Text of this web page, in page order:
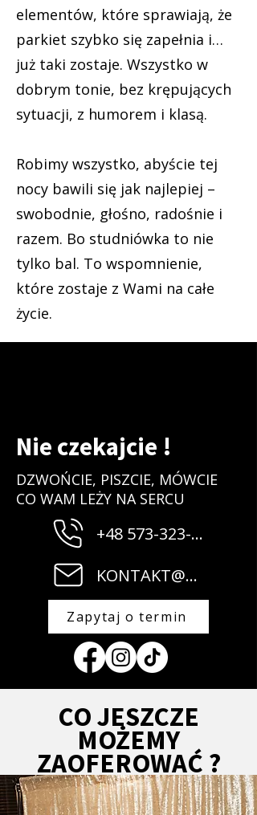
elementów, które sprawiają, że
parkiet szybko się zapełnia i…
już taki zostaje. Wszystko w
dobrym tonie, bez krępujących
sytuacji, z humorem i klasą.
Robimy wszystko, abyście tej
nocy bawili się jak najlepiej –
swobodnie, głośno, radośnie i
razem. Bo studniówka to nie
tylko bal. To wspomnienie,
które zostaje z Wami na całe
życie.
Nie czekajcie !
DZWOŃCIE, PISZCIE, MÓWCIE
CO WAM LEŻY NA SERCU
+48 573-323-182
KONTAKT@MUZYCZNI.EU
Zapytaj o termin
CO JESZCZE
MOŻEMY
ZAOFEROWAĆ ?